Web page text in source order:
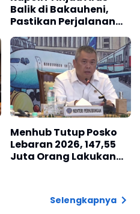
Balik di Bakauheni,
Pastikan Perjalanan
Pemudik Aman
Menhub Tutup Posko
Lebaran 2026, 147,55
Juta Orang Lakukan
Selengkapnya